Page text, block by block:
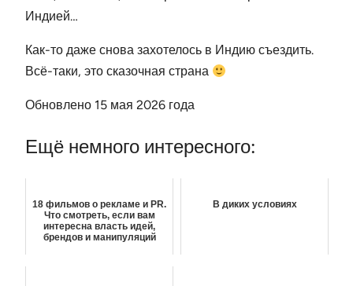
Индией…
Как-то даже снова захотелось в Индию съездить.
Всё-таки, это сказочная страна
Обновлено 15 мая 2026 года
Ещё немного интересного:
18 фильмов о рекламе и PR.
Что смотреть, если вам
интересна власть идей,
брендов и манипуляций
В диких условиях